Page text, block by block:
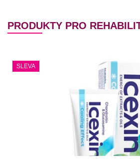
PRODUKTY PRO
SLEVA